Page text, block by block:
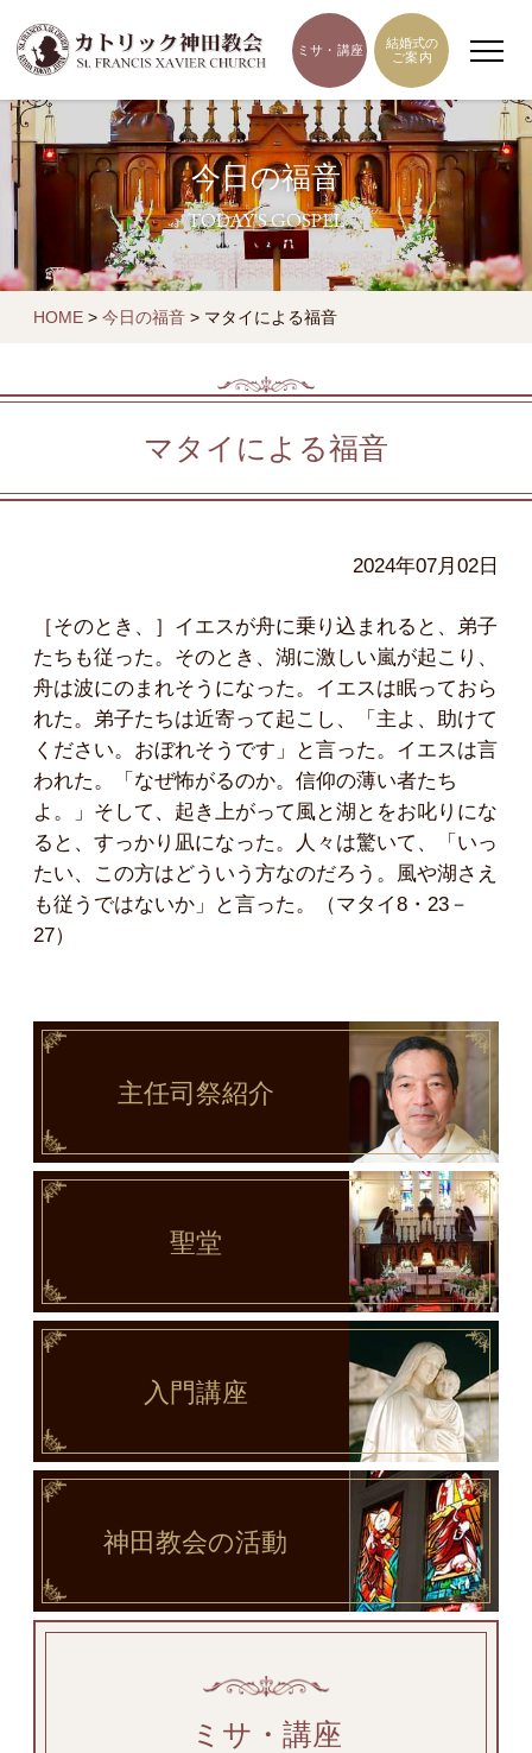
ミサ・講座
結婚式の
ご案内
今日の福音
TODAY'S GOSPEL
HOME > 今日の福音 > マタイによる福音
マタイによる福音
2024年07月02日
［そのとき、］イエスが舟に乗り込まれると、弟子
たちも従った。そのとき、湖に激しい嵐が起こり、
舟は波にのまれそうになった。イエスは眠っておら
れた。弟子たちは近寄って起こし、「主よ、助けて
ください。おぼれそうです」と言った。イエスは言
われた。「なぜ怖がるのか。信仰の薄い者たち
よ。」そして、起き上がって風と湖とをお叱りにな
ると、すっかり凪になった。人々は驚いて、「いっ
たい、この方はどういう方なのだろう。風や湖さえ
も従うではないか」と言った。（マタイ8・23－
27）
主任司祭紹介
聖堂
入門講座
神田教会の活動
ミサ・講座